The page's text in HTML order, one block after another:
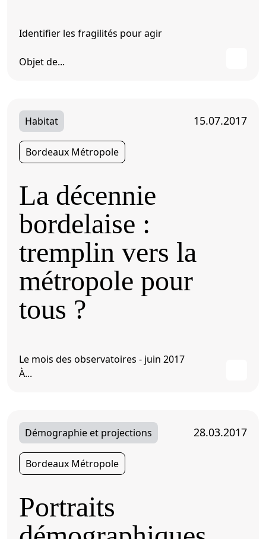
Identifier les fragilités pour agir
Objet de...
Habitat 15.07.2017
Bordeaux Métropole
La décennie
bordelaise :
tremplin vers la
métropole pour
tous ?
Le mois des observatoires - juin 2017
À...
Démographie et projections 28.03.2017
Bordeaux Métropole
Portraits